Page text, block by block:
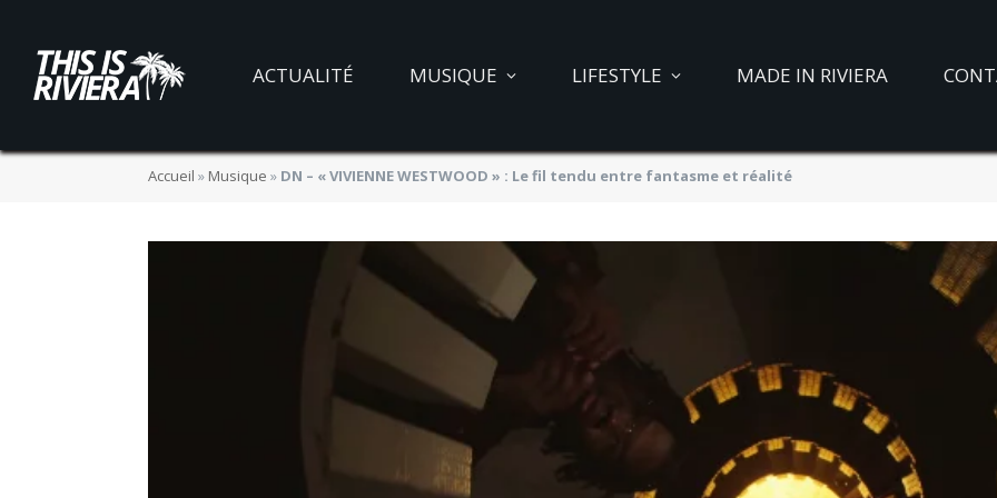
ACTUALITÉ MUSIQUE LIFESTYLE MADE IN RIVIERA
Accueil » Musique » DN – « VIVIENNE WESTWOOD » : Le fil tendu entre fantasme et réalité